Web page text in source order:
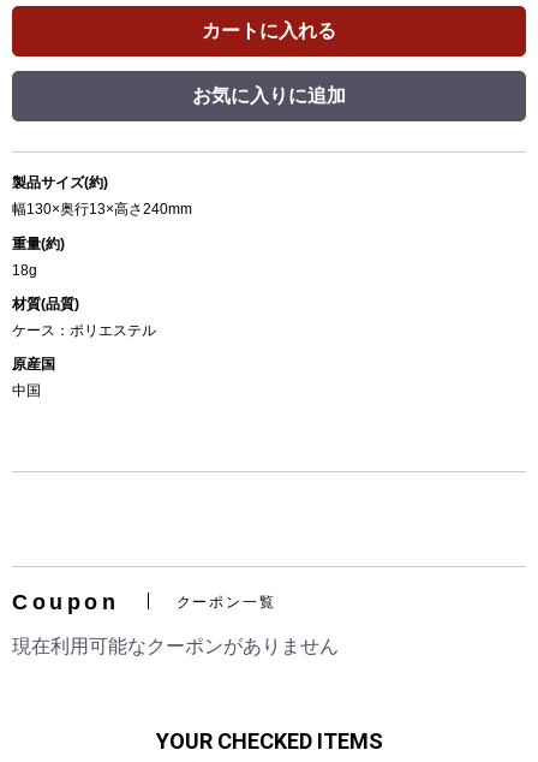
カートに入れる
お気に入りに追加
製品サイズ(約)
幅130×奥行13×高さ240mm
重量(約)
18g
材質(品質)
ケース：ポリエステル
原産国
中国
Coupon クーポン一覧
現在利用可能なクーポンがありません
YOUR CHECKED ITEMS